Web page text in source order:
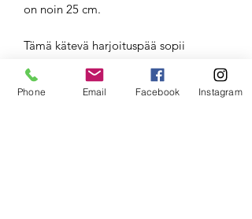
on noin 25 cm.
Tämä kätevä harjoituspää sopii
harjoituksiin, joiden avulla voit kehittää
taitojasi miesten hiustenleikkuussa ja
Phone Email Facebook Instagram